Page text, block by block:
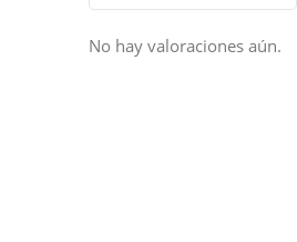
No hay valoraciones aún.